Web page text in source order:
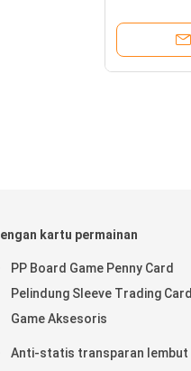
lengan kartu permainan
PP Board Game Penny Card
Pelindung Sleeve Trading Card
Game Aksesoris
Anti-statis transparan lembut